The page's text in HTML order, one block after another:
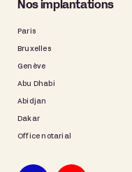
Nos implantations
Paris
Bruxelles
Genève
Abu Dhabi
Abidjan
Dakar
Office notarial